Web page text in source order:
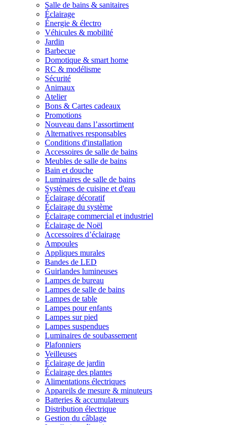
Salle de bains & sanitaires
Éclairage
Énergie & électro
Véhicules & mobilité
Jardin
Barbecue
Domotique & smart home
RC & modélisme
Sécurité
Animaux
Atelier
Bons & Cartes cadeaux
Promotions
Nouveau dans l’assortiment
Alternatives responsables
Conditions d'installation
Accessoires de salle de bains
Meubles de salle de bains
Bain et douche
Luminaires de salle de bains
Systèmes de cuisine et d'eau
Éclairage décoratif
Éclairage du système
Éclairage commercial et industriel
Éclairage de Noël
Accessoires d’éclairage
Ampoules
Appliques murales
Bandes de LED
Guirlandes lumineuses
Lampes de bureau
Lampes de salle de bains
Lampes de table
Lampes pour enfants
Lampes sur pied
Lampes suspendues
Luminaires de soubassement
Plafonniers
Veilleuses
Éclairage de jardin
Éclairage des plantes
Alimentations électriques
Appareils de mesure & minuteurs
Batteries & accumulateurs
Distribution électrique
Gestion du câblage